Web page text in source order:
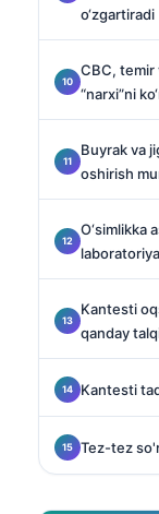
o‘zgartiradi
CBC, temir
“narxi”ni
Buyrak va
oshirish
O‘simlikka
Kantesti
qanday
Kantesti
Tez-tez